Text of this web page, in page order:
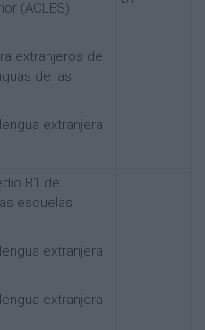
(ACLES)
extranjeros de
de las
extranjera
B1 de
escuelas
extranjera
extranjera